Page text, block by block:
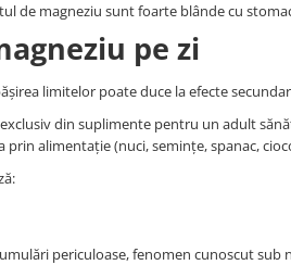
de magneziu sunt foarte blânde cu
pe zi
limitelor poate duce la efecte
din suplimente pentru un adult
prin alimentație (nuci, semințe, spanac,
periculoase, fenomen cunoscut sub